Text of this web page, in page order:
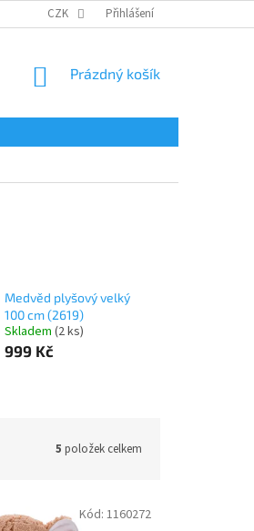
OBCHODNÍ PODMÍNKY OCHRANA OSOBNÍCH
CZK Přihlášení
NÁKUPNÍ
Prázdný košík
Medvěd plyšový velký
100 cm (2619)
Skladem (2 ks)
999 Kč
5 položek celkem
Kód: 1160272